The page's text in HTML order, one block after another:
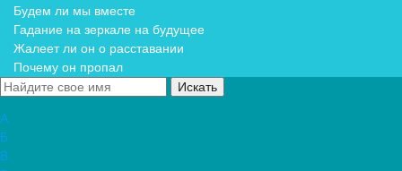
Будем ли мы вместе
Гадание на зеркале на будущее
Жалеет ли он о расставании
Почему он пропал
А
Б
В